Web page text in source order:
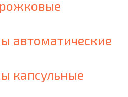
автоматические
капсульные